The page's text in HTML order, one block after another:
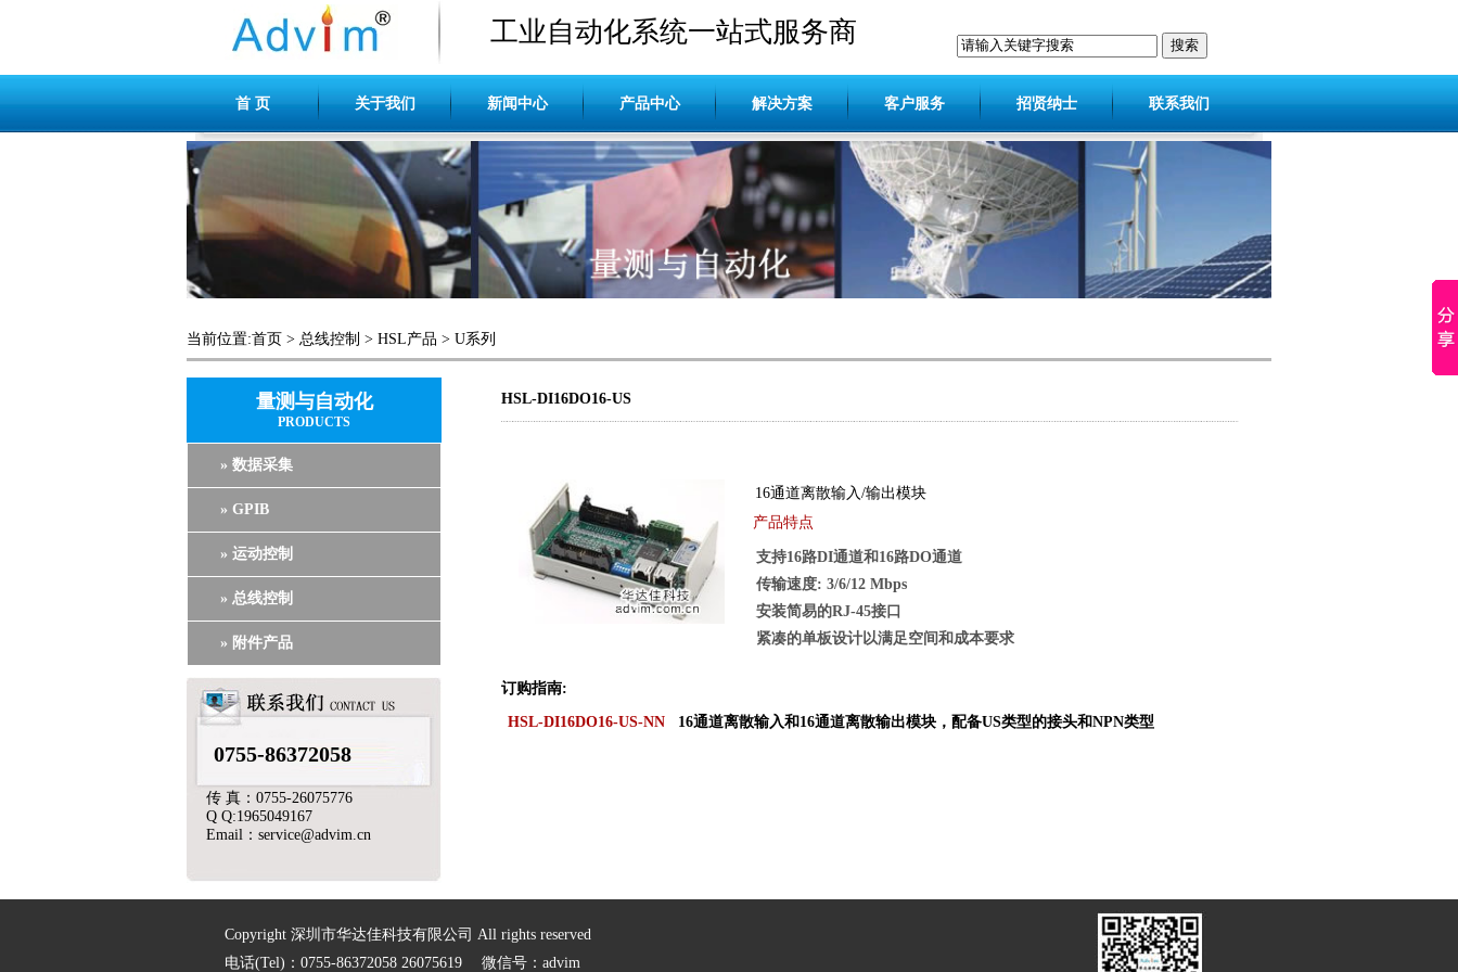
工业自动化系统一站式服务商
首 页 关于我们 新闻中心 产品中心 解决方案 客户服务 招贤纳士 联系我们
当前位置:首页 > 总线控制 > HSL产品 > U系列
量测与自动化
PRODUCTS
» 数据采集
» GPIB
» 运动控制
» 总线控制
» 附件产品
0755-86372058
传 真：0755-26075776
Q Q:1965049167
Email：service@advim.cn
HSL-DI16DO16-US
16通道离散输入/输出模块
产品特点
支持16路DI通道和16路DO通道
传输速度: 3/6/12 Mbps
安装简易的RJ-45接口
紧凑的单板设计以满足空间和成本要求
订购指南:
HSL-DI16DO16-US-NN 16通道离散输入和16通道离散输出模块，配备US类型的接头和NPN类型
Copyright 深圳市华达佳科技有限公司 All rights reserved
电话(Tel)：0755-86372058 26075619 微信号：advim